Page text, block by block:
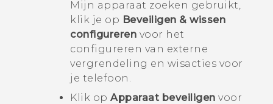
Mijn apparaat zoeken gebruikt,
klik je op Beveiligen & wissen
configureren voor het
configureren van externe
vergrendeling en wisacties voor
je telefoon.
Klik op Apparaat beveiligen voor